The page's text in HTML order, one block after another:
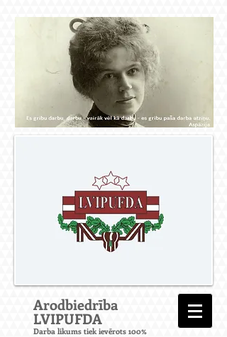
Arodbiedrība
LVIPUFDA
Darba likums tiek ievērots 100%